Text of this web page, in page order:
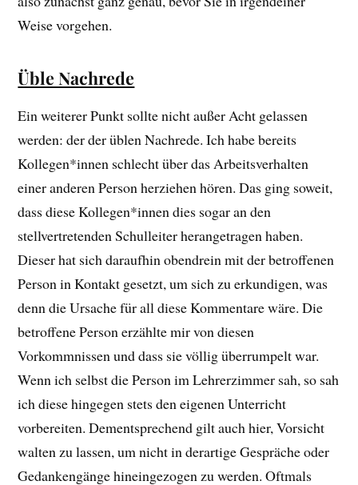
Weise vorgehen.
Üble Nachrede
Ein weiterer Punkt sollte nicht außer Acht gelassen
werden: der der üblen Nachrede. Ich habe bereits
Kollegen*innen schlecht über das Arbeitsverhalten
einer anderen Person herziehen hören. Das ging soweit,
dass diese Kollegen*innen dies sogar an den
stellvertretenden Schulleiter herangetragen haben.
Dieser hat sich daraufhin obendrein mit der betroffenen
Person in Kontakt gesetzt, um sich zu erkundigen, was
denn die Ursache für all diese Kommentare wäre. Die
betroffene Person erzählte mir von diesen
Vorkommnissen und dass sie völlig überrumpelt war.
Wenn ich selbst die Person im Lehrerzimmer sah, so sah
ich diese hingegen stets den eigenen Unterricht
vorbereiten. Dementsprechend gilt auch hier, Vorsicht
walten zu lassen, um nicht in derartige Gespräche oder
Gedankengänge hineingezogen zu werden. Oftmals